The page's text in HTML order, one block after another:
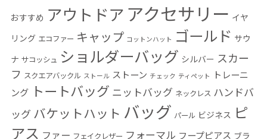
おすすめ アウトドア アクセサリー イヤ
リング エコファー キャップ コットンハット ゴールド サウ
ナ サコッシュ ショルダーバッグ シルバー スカー
フ スクエアバックル ストール ストーン チェック ティペット
トレーニ
ング トートバッグ ニットバッグ ネックレス ハンドバ
ッグ バケットハット バッグ パール ビジネス ピ
アス ファー フェイクレザー フォーマル フープピアス ブラ